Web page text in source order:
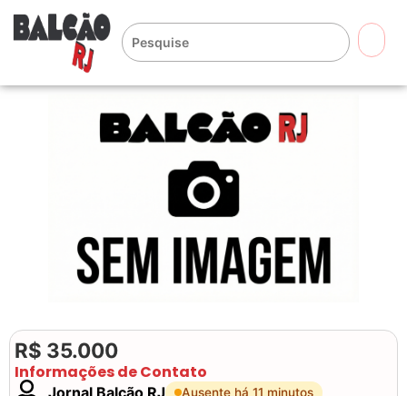
R$ 35.000
Informações de Contato
Jornal Balcão RJ Ausente há 11 minutos